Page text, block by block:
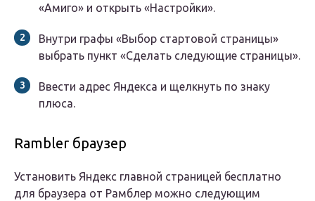
«Амиго» и открыть «Настройки».
Внутри графы «Выбор стартовой страницы»
выбрать пункт «Сделать следующие страницы».
Ввести адрес Яндекса и щелкнуть по знаку
плюса.
Rambler браузер
Установить Яндекс главной страницей бесплатно
для браузера от Рамблер можно следующим